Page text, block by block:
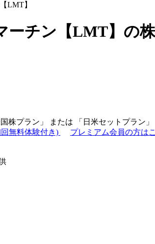
LMT】
ーチン【LMT】の
株プラン 」 または 「 日米セットプラン 」
無料体験付き)
プレミアム会員の方は